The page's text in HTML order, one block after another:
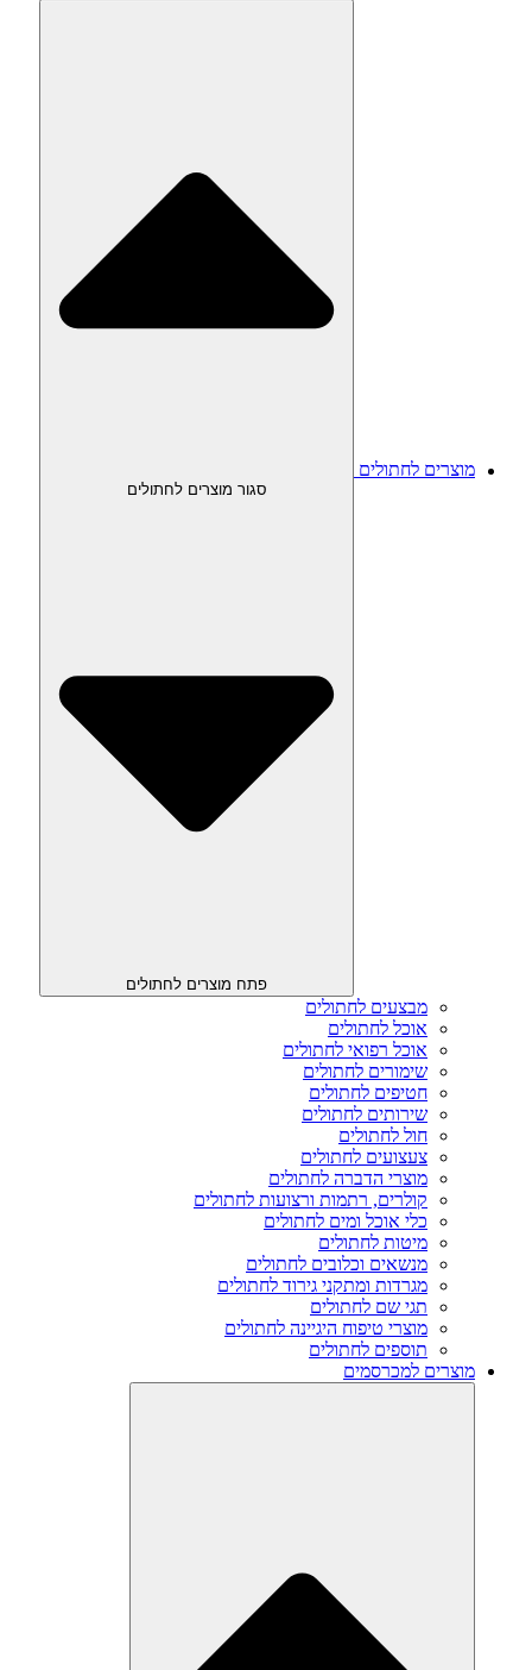
מוצרים לחתולים
סגור מוצרים לחתולים
פתח מוצרים לחתולים
מבצעים לחתולים
אוכל לחתולים
אוכל רפואי לחתולים
שימורים לחתולים
חטיפים לחתולים
שירותים לחתולים
חול לחתולים
צעצועים לחתולים
מוצרי הדברה לחתולים
קולרים, רתמות ורצועות לחתולים
כלי אוכל ומים לחתולים
מיטות לחתולים
מנשאים וכלובים לחתולים
מגרדות ומתקני גירוד לחתולים
תגי שם לחתולים
מוצרי טיפוח היגיינה לחתולים
תוספים לחתולים
מוצרים למכרסמים